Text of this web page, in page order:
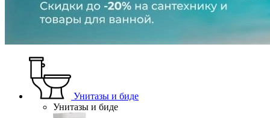
Унитазы и биде
Унитазы и биде